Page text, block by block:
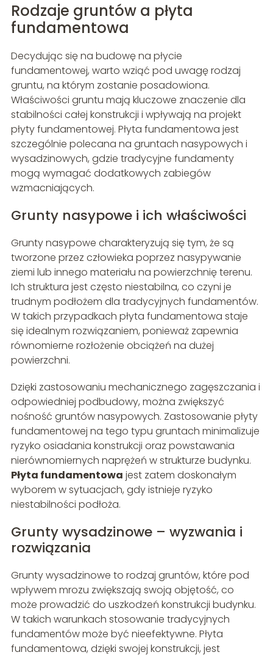
Rodzaje gruntów a płyta
fundamentowa
Decydując się na budowę na płycie
fundamentowej, warto wziąć pod uwagę rodzaj
gruntu, na którym zostanie posadowiona.
Właściwości gruntu mają kluczowe znaczenie dla
stabilności całej konstrukcji i wpływają na projekt
płyty fundamentowej. Płyta fundamentowa jest
szczególnie polecana na gruntach nasypowych i
wysadzinowych, gdzie tradycyjne fundamenty
mogą wymagać dodatkowych zabiegów
wzmacniających.
Grunty nasypowe i ich właściwości
Grunty nasypowe charakteryzują się tym, że są
tworzone przez człowieka poprzez nasypywanie
ziemi lub innego materiału na powierzchnię terenu.
Ich struktura jest często niestabilna, co czyni je
trudnym podłożem dla tradycyjnych fundamentów.
W takich przypadkach płyta fundamentowa staje
się idealnym rozwiązaniem, ponieważ zapewnia
równomierne rozłożenie obciążeń na dużej
powierzchni.
Dzięki zastosowaniu mechanicznego zagęszczania i
odpowiedniej podbudowy, można zwiększyć
nośność gruntów nasypowych. Zastosowanie płyty
fundamentowej na tego typu gruntach minimalizuje
ryzyko osiadania konstrukcji oraz powstawania
nierównomiernych naprężeń w strukturze budynku.
Płyta fundamentowa jest zatem doskonałym
wyborem w sytuacjach, gdy istnieje ryzyko
niestabilności podłoża.
Grunty wysadzinowe – wyzwania i
rozwiązania
Grunty wysadzinowe to rodzaj gruntów, które pod
wpływem mrozu zwiększają swoją objętość, co
może prowadzić do uszkodzeń konstrukcji budynku.
W takich warunkach stosowanie tradycyjnych
fundamentów może być nieefektywne. Płyta
fundamentowa, dzięki swojej konstrukcji, jest